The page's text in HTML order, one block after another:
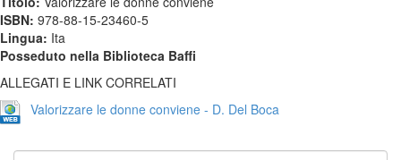
ISBN: 978-88-15-23460-5
Lingua: Ita
Posseduto nella Biblioteca Baffi
ALLEGATI E LINK CORRELATI
Valorizzare le donne conviene - D. Del Boca